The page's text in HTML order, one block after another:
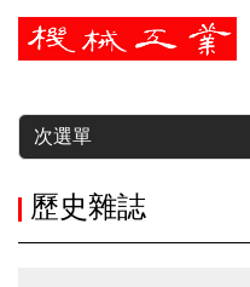
暫停
次選單
歷史雜誌